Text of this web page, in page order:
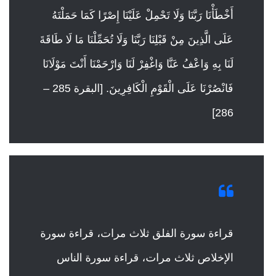
أَخْطَأْنَا رَبَّنَا وَلَا تَحْمِلْ عَلَيْنَا إِصْرًا كَمَا حَمَلْتَهُ
عَلَى الَّذِينَ مِنْ قَبْلِنَا رَبَّنَا وَلَا تُحَمِّلْنَا مَا لَا طَاقَةَ
لَنَا بِهِ وَاعْفُ عَنَّا وَاغْفِرْ لَنَا وَارْحَمْنَا أَنْتَ مَوْلَانَا
فَانْصُرْنَا عَلَى الْقَوْمِ الْكَافِرِينَ.
[البقرة 285 –
286]
قراءة سورة الفلق ثلاث مرات، قراءة سورة
الإخلاص ثلاث مرات، قراءة سورة الناس